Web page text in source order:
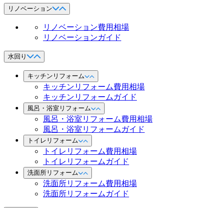
リノベーション
リノベーション費用相場
リノベーションガイド
水回り
キッチンリフォーム
キッチンリフォーム費用相場
キッチンリフォームガイド
風呂・浴室リフォーム
風呂・浴室リフォーム費用相場
風呂・浴室リフォームガイド
トイレリフォーム
トイレリフォーム費用相場
トイレリフォームガイド
洗面所リフォーム
洗面所リフォーム費用相場
洗面所リフォームガイド